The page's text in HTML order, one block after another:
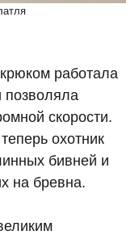
работала
позволяла
скорости.
охотник
бивней и
на бревна.